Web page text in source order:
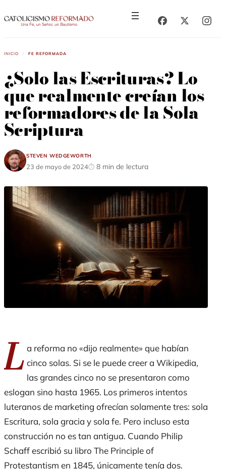
al
al
Inicio / Fe Reformada
¿Solo las Escrituras? Lo
que realmente creían los
reformadores de la Sola
Scriptura
Steven Wedgeworth
23 de mayo de 2024 8 min de lectura
L a reforma no «dijo realmente» que habían
cinco solas. Si se le puede creer a Wikipedia,
las grandes cinco no se presentaron como
eslogan sino hasta 1965. Los primeros intentos
luteranos de marketing ofrecían solamente tres: sola
Escritura, sola gracia y sola fe. Pero incluso esta
construcción no es tan antigua. Cuando Philip
Schaff escribió su libro The Principle of
Protestantism en 1845, únicamente tenía dos.